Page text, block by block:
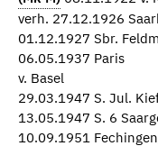
verh. 27.12.1926
01.12.1927 Sbr.
06.05.1937 Paris
v. Basel
29.03.1947 S. Jul.
13.05.1947 S. 6
10.09.1951